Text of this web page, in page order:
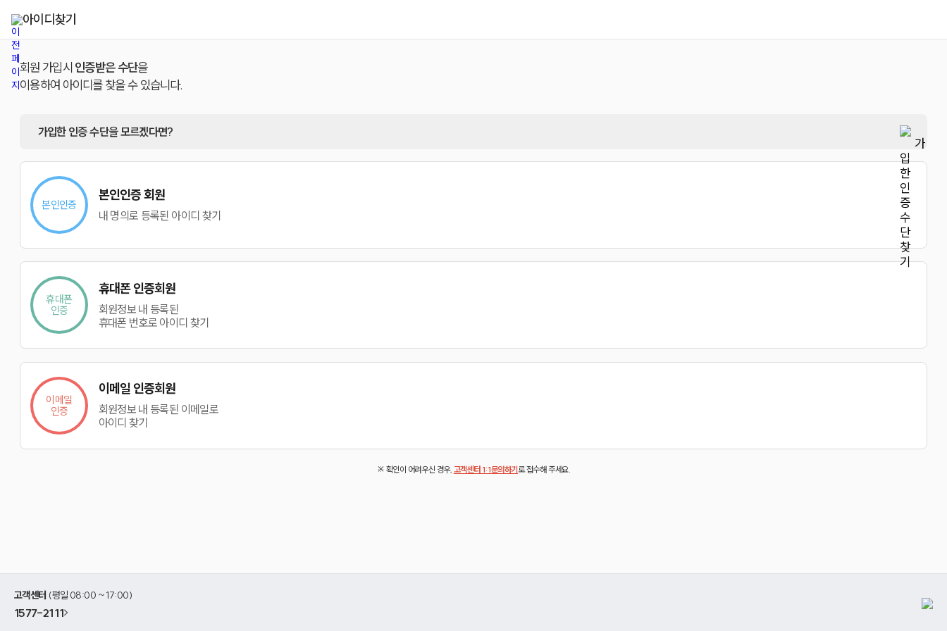
아이디찾기
회원 가입시 인증받은 수단을
이용하여 아이디를 찾을 수 있습니다.
가입한 인증 수단을 모르겠다면?
본인인증
본인인증 회원
내 명의로 등록된 아이디 찾기
휴대폰
인증
휴대폰 인증회원
회원정보 내 등록된
휴대폰 번호로 아이디 찾기
이메일
인증
이메일 인증회원
회원정보 내 등록된 이메일로
아이디 찾기
※ 확인이 어려우신 경우, 고객센터 1:1문의하기로 접수해 주세요.
고객센터 (평일 08:00 ~ 17:00)
1577-2111>